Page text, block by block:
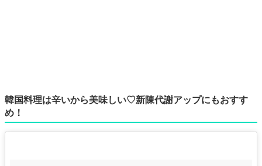
韓国料理は辛いから美味しい♡新陳代謝アップにもおすす
め！